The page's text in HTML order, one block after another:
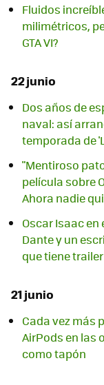
Fluidos
milimétricos,
GTA VI?
22 junio
Dos años de
naval: así
temporada de
"Mentiroso
película sobre
Ahora nadie
Oscar Isaac
Dante y un
que tiene trailer
21 junio
Cada vez más
AirPods en las
como tapón